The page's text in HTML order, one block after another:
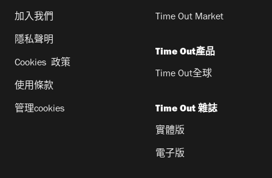
加入我們
隱私聲明
Cookies 政策
使用條款
管理cookies
Time Out Market
Time Out產品
Time Out全球
Time Out 雜誌
實體版
電子版